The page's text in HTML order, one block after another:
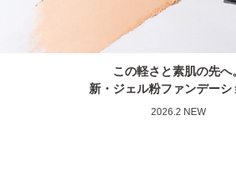
この軽さと素肌の先へ。
新・ジェル粉ファンデーシ
2026.2 NEW